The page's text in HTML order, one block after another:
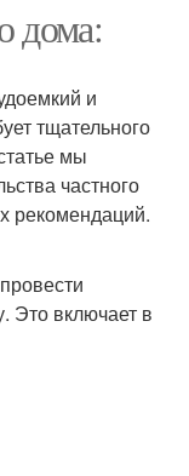
дома:
и
тщательного
мы
частного
рекомендаций.
Это включает в